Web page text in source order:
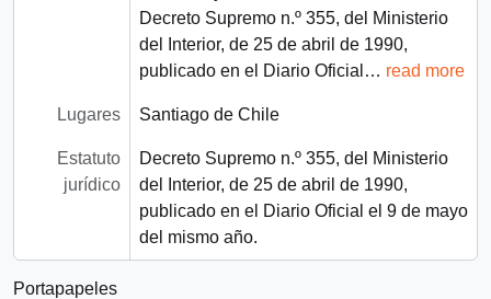
Decreto Supremo n.º 355, del Ministerio
del Interior, de 25 de abril de 1990,
publicado en el Diario Oficial … read more
Lugares Santiago de Chile
Estatuto
jurídico
Decreto Supremo n.º 355, del Ministerio
del Interior, de 25 de abril de 1990,
publicado en el Diario Oficial el 9 de mayo
del mismo año.
Portapapeles